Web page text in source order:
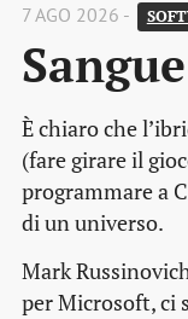
7 AGO 2026 -
È chiaro che
(fare girare il
programmare a
di un universo.
Mark
per Microsoft, ci